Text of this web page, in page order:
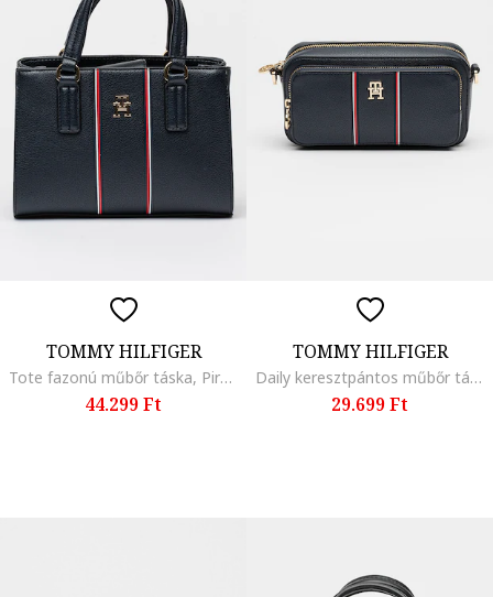
TOMMY HILFIGER
Tote fazonú műbőr táska, Piros/Fehér/Sötétkék
44.299 Ft
TOMMY HILFIGER
Daily keresztpántos műbőr táska, Piros/Fehér/Tengerészkék
29.699 Ft